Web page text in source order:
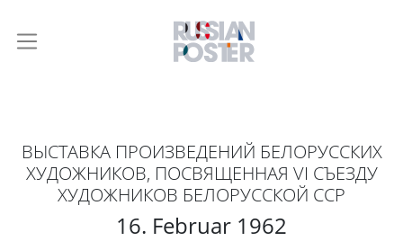
ВЫСТАВКА ПРОИЗВЕДЕНИЙ БЕЛОРУССКИХ
ХУДОЖНИКОВ, ПОСВЯЩЕННАЯ VI СЪЕЗДУ
ХУДОЖНИКОВ БЕЛОРУССКОЙ ССР
16. Februar 1962